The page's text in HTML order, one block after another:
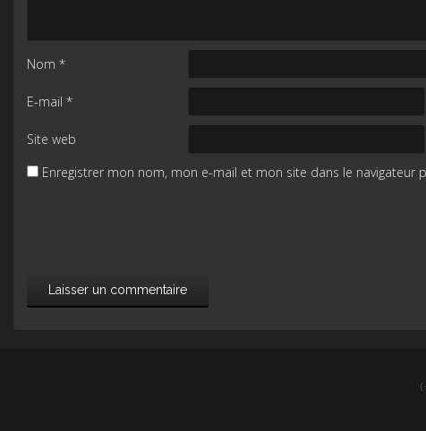
Nom *
E-mail *
Site web
Enregistrer mon nom, mon e-mail et mon site dans le navigateur